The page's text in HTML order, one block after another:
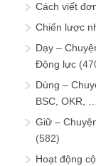
Cách viết
Chiến lược
Dạy –
Động lực
Dùng –
BSC, OKR,
Giữ –
(582)
Hoạt động